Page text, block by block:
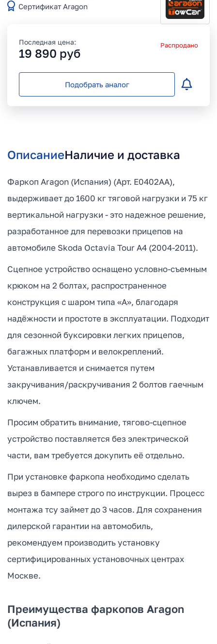
Сертификат Aragon
Последная цена:
19 890 руб
Распродано
Подобрать аналог
ОписаниеНаличие и доставка
Фаркоп Aragon (Испания) (Арт. E0402AA),
выдерживает до 1600 кг тяговой нагрузки и 75 кг
вертикальной нагрузки - это надежное решение,
разработанное для перевозки прицепов на
автомобиле Skoda Octavia Tour A4 (2004-2011).
Сцепное устройство оснащено условно-съемным
крюком на 2 болтах, распространенное
конструкция с шаром типа «А», благодаря
надёжности и простоте в эксплуатации. Подходит
для сезонной буксировки легких прицепов,
багажных платформ и велокреплений.
Устанавливается и снимается путем
закручивания/раскручивания 2 болтов гаечным
ключем.
Просим обратить внимание, тягово-сцепное
устройство поставляется без электрической
части, вам требуется докупить её отдельно.
При установке фаркопа необходимо сделать
вырез в бампере строго по инструкции. Процесс
монтажа тсу займет до 3 часов. Для сохранения
дилерской гарантии на автомобиль,
рекомендуем производить установку
сертифицированных установочных центрах
Москве.
Преимущества фаркопов Aragon
(Испания)